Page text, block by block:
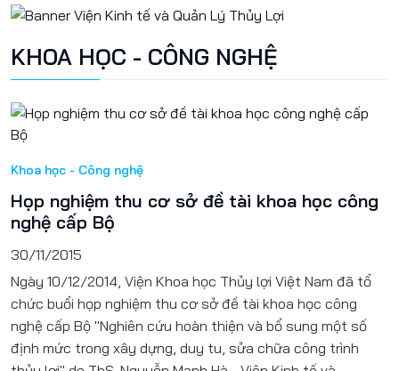
KHOA HỌC - CÔNG NGHỆ
Khoa học - Công nghệ
Họp nghiệm thu cơ sở đề tài khoa học công
nghệ cấp Bộ
30/11/2015
Ngày 10/12/2014, Viện Khoa học Thủy lợi Việt Nam đã tổ
chức buổi họp nghiệm thu cơ sở đề tài khoa học công
nghệ cấp Bộ "Nghiên cứu hoàn thiện và bổ sung một số
định mức trong xây dựng, duy tu, sửa chữa công trình